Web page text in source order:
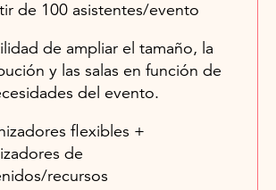
de 100 asistentes/evento
de ampliar el tamaño, la
y las salas en función de
del evento.
flexibles +
de
recursos